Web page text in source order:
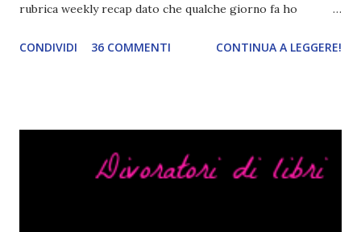
rubrica weekly recap dato che qualche giorno fa ho
troppo creare un nuovo banner xD Nella puntata di oggi vi
RAGAZZI nei libri hanno i capelli arruffati. Vabbè, c'è crisi, il
CONDIVIDI 36 COMMENTI CONTINUA A LEGGERE!